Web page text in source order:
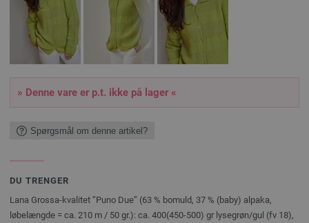
» Denne vare er p.t. ikke på lager «
Spørgsmål om denne artikel?
DU TRENGER
Lana Grossa-kvalitet ”Puno Due” (63 % bomuld, 37 % (baby) alpaka,
løbelængde = ca. 210 m / 50 gr.): ca. 400(450-500) gr lysegrøn/gul (fv 18),